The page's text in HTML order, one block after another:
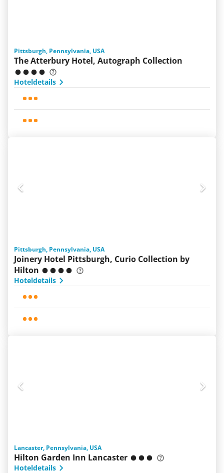
Pittsburgh, Pennsylvania, USA
The Atterbury Hotel, Autograph Collection
Hoteldetails
Pittsburgh, Pennsylvania, USA
Joinery Hotel Pittsburgh, Curio Collection by
Hilton
Hoteldetails
Lancaster, Pennsylvania, USA
Hilton Garden Inn Lancaster
Hoteldetails